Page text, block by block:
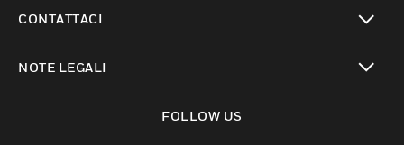
CONTATTACI
NOTE LEGALI
FOLLOW US